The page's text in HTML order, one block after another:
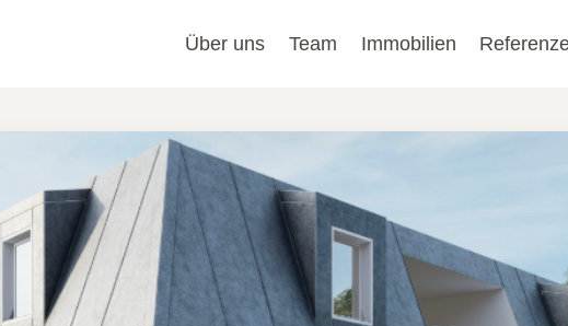
Über uns Team Immobilien